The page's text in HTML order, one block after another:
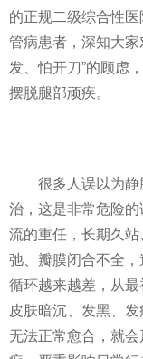
的正规二级综合性
管病患者，深知大家
发、怕开刀”的顾虑
摆脱腿部顽疾。
很多人误以为
治，这是非常危险
流的重任，长期久
弛、瓣膜闭合不全
循环越来越差，从
皮肤暗沉、发黑、
无法正常愈合，就